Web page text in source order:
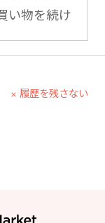
い物を続け
履歴を残さない